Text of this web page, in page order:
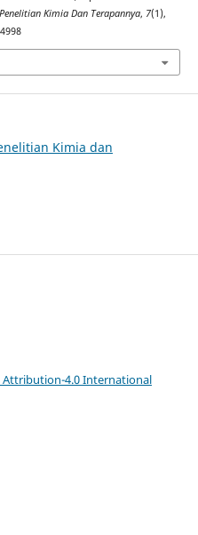
Kimia Dan Terapannya, 7(1),
Kimia dan
Attribution-4.0 International